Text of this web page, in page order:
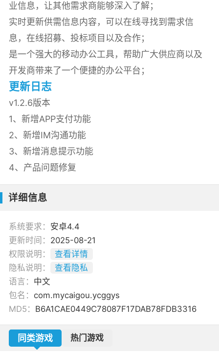
业信息，让其他需求商能够深入了解；
实时更新供需信息内容，可以在线寻找到需求信
息，在线招募、投标项目以及合作；
是一个强大的移动办公工具，帮助广大供应商以及
开发商带来了一个便捷的办公平台；
更新日志
v1.2.6版本
1、新增APP支付功能
2、新增IM沟通功能
3、新增消息提示功能
4、产品问题修复
详细信息
系统要求： 安卓4.4
更新时间： 2025-08-21
权限说明：
查看详情
隐私说明：
查看隐私
语言： 中文
包名： com.mycaigou.ycggys
MD5： B6A1CAE0449C78087F17DAB78FDB3316
同类游戏 热门游戏